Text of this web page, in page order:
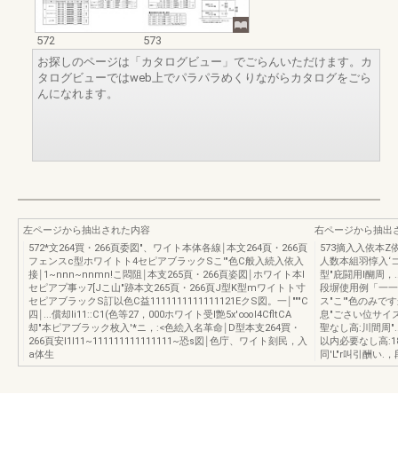
572
573
お探しのページは「カタログビュー」でごらんいただけます。カ
タログビューではweb上でパラパラめくりながらカタログをごら
んになれます。
左ページから抽出された内容
572*文264買・266頁委図"、ワイト本体各線￨本文264頁・266頁
フェンスc型ホワイトト4セピアブラックSこ'"色C般入続入依入
接￨1~nnn~nnmn!こ悶阻￨本支265頁・266頁姿図￨ホワイト本l
セピアプ事ッ7[Jこ山"跡本文265頁・266頁J型K型mワイトト寸
セピアブラックS訂以色C益1111111111111121EクS図。一￨"""C
四￨...償却li11::C1(色等27，000ホワイト受I艶5x'∞oI4CfltCA
却"本ピアブラック枚入'*ニ，:<色絵入名革命￨D型本支264買・
266頁安l1I11~111111111111111~恐s図￨色庁、ワイト刻民，入
a体生
右ページから抽出
573摘入入依本Z
人数本組羽惇入‘
型"庇闘用l醐周，
段塀使用例「一
ス"こ'"色のみで
息"ごさい位サイ
聖なし高:川間周
以内必要なし高
同'L"r叫引酬い.